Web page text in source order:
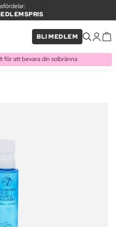
BLI MEDLEM
för att bevara din solbränna